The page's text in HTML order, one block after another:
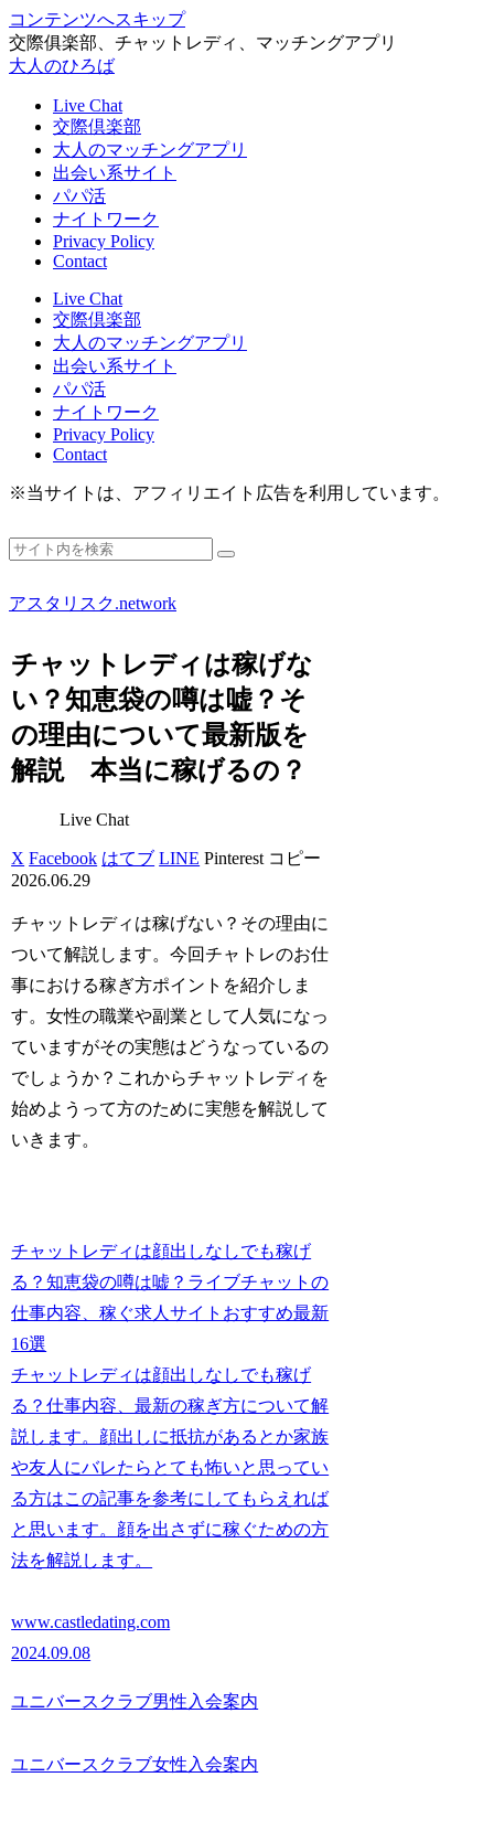
コンテンツへスキップ
交際俱楽部、チャットレディ、マッチングアプリ
大人のひろば
Live Chat
交際倶楽部
大人のマッチングアプリ
出会い系サイト
パパ活
ナイトワーク
Privacy Policy
Contact
Live Chat
交際倶楽部
大人のマッチングアプリ
出会い系サイト
パパ活
ナイトワーク
Privacy Policy
Contact
※当サイトは、アフィリエイト広告を利用しています。
アスタリスク.network
チャットレディは稼げな
い？知恵袋の噂は嘘？そ
の理由について最新版を
解説 本当に稼げるの？
Live Chat
X Facebook はてブ LINE Pinterest コピー
2026.06.29
チャットレディは稼げない？その理由に
ついて解説します。今回チャトレのお仕
事における稼ぎ方ポイントを紹介しま
す。女性の職業や副業として人気になっ
ていますがその実態はどうなっているの
でしょうか？これからチャットレディを
始めようって方のために実態を解説して
いきます。
チャットレディは顔出しなしでも稼げ
る？知恵袋の噂は嘘？ライブチャットの
仕事内容、稼ぐ求人サイトおすすめ最新
16選
チャットレディは顔出しなしでも稼げ
る？仕事内容、最新の稼ぎ方について解
説します。顔出しに抵抗があるとか家族
や友人にバレたらとても怖いと思ってい
る方はこの記事を参考にしてもらえれば
と思います。顔を出さずに稼ぐための方
法を解説します。
www.castledating.com
2024.09.08
ユニバースクラブ男性入会案内
ユニバースクラブ女性入会案内